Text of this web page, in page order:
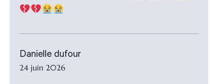
Danielle dufour
24 juin 2026